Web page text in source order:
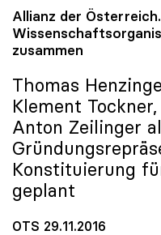
Allianz der Österreich.
zusammen
Thomas
Klement
Anton Zeilinger
Konstituierung
geplant
OTS 29.11.2016